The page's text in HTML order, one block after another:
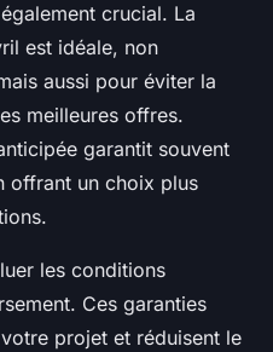
crucial. La
est idéale, non
aussi pour éviter la
meilleures offres.
garantit souvent
offrant un choix plus
les conditions
Ces garanties
projet et réduisent le